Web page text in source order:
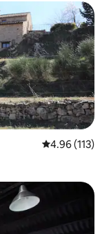
Ukadiriaji wa
4.96 (113)